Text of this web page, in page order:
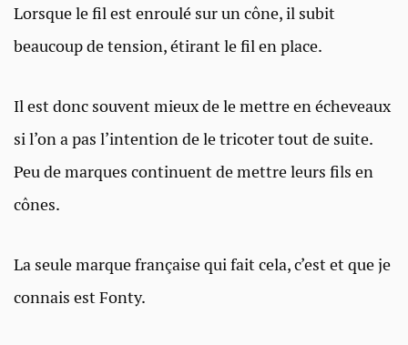
Lorsque le fil est enroulé sur un cône, il subit
beaucoup de tension, étirant le fil en place.
Il est donc souvent mieux de le mettre en écheveaux
si l’on a pas l’intention de le tricoter tout de suite.
Peu de marques continuent de mettre leurs fils en
cônes.
La seule marque française qui fait cela, c’est et que je
connais est Fonty.